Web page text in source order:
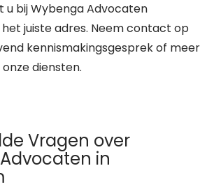
u bij Wybenga Advocaten
juiste adres. Neem contact op
kennismakingsgesprek of meer
diensten.
Vragen over
in